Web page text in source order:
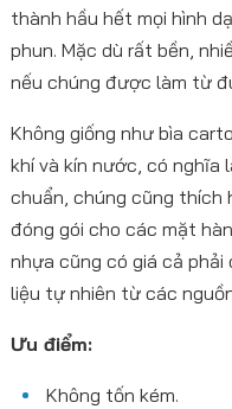
thành hầu hết mọi hình
phun. Mặc dù rất bền,
nếu chúng được làm từ
Không giống như bìa
khí và kín nước, có nghĩa
chuẩn, chúng cũng thích
đóng gói cho các mặt
nhựa cũng có giá cả
liệu tự nhiên từ các
Ưu điểm:
Không tốn kém.